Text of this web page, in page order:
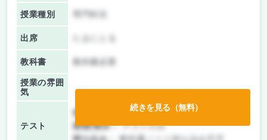
授業種別
出席
教科書 教科書必要
授業の雰囲
気
テスト
前期/中間：
テストのみ
後期/期末：テストのみ
続きを見る（無料）